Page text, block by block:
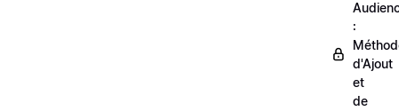
:
d'Ajout
et
de